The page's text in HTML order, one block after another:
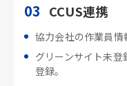
03 CCUS連携
協力会社の作業員情
グリーンサイト未
登録。